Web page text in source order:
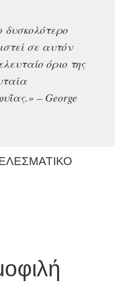
δυσκολότερο
σε αυτόν
όριο της
– George